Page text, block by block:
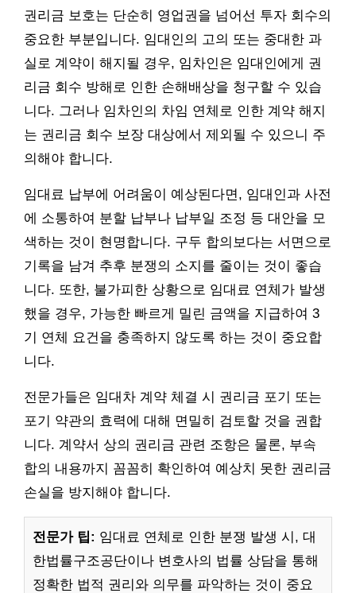
권리금 보호는 단순히 영업권을 넘어선 투자 회수의
중요한 부분입니다. 임대인의 고의 또는 중대한 과
실로 계약이 해지될 경우, 임차인은 임대인에게 권
리금 회수 방해로 인한 손해배상을 청구할 수 있습
니다. 그러나 임차인의 차임 연체로 인한 계약 해지
는 권리금 회수 보장 대상에서 제외될 수 있으니 주
의해야 합니다.
임대료 납부에 어려움이 예상된다면, 임대인과 사전
에 소통하여 분할 납부나 납부일 조정 등 대안을 모
색하는 것이 현명합니다. 구두 합의보다는 서면으로
기록을 남겨 추후 분쟁의 소지를 줄이는 것이 좋습
니다. 또한, 불가피한 상황으로 임대료 연체가 발생
했을 경우, 가능한 빠르게 밀린 금액을 지급하여 3
기 연체 요건을 충족하지 않도록 하는 것이 중요합
니다.
전문가들은 임대차 계약 체결 시 권리금 포기 또는
포기 약관의 효력에 대해 면밀히 검토할 것을 권합
니다. 계약서 상의 권리금 관련 조항은 물론, 부속
합의 내용까지 꼼꼼히 확인하여 예상치 못한 권리금
손실을 방지해야 합니다.
전문가 팁: 임대료 연체로 인한 분쟁 발생 시, 대
한법률구조공단이나 변호사의 법률 상담을 통해
정확한 법적 권리와 의무를 파악하는 것이 중요